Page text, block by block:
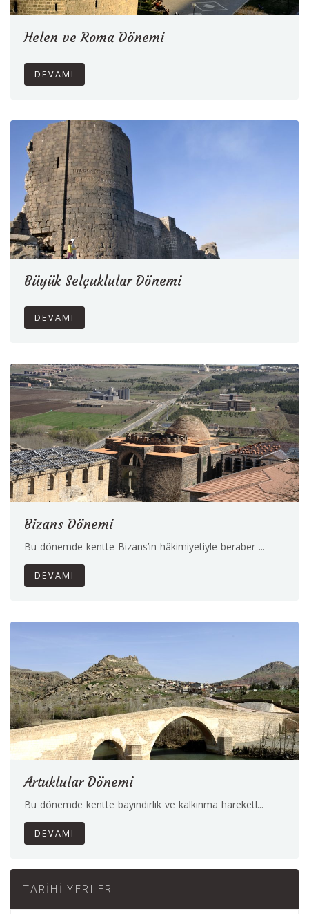
TARIHI YERLER
Helen ve Roma Dönemi
DEVAMI
Büyük Selçuklular Dönemi
DEVAMI
Bizans Dönemi
Bu dönemde kentte Bizans’ın hâkimiyetiyle beraber ...
DEVAMI
Artuklular Dönemi
Bu dönemde kentte bayındırlık ve kalkınma hareketl...
DEVAMI